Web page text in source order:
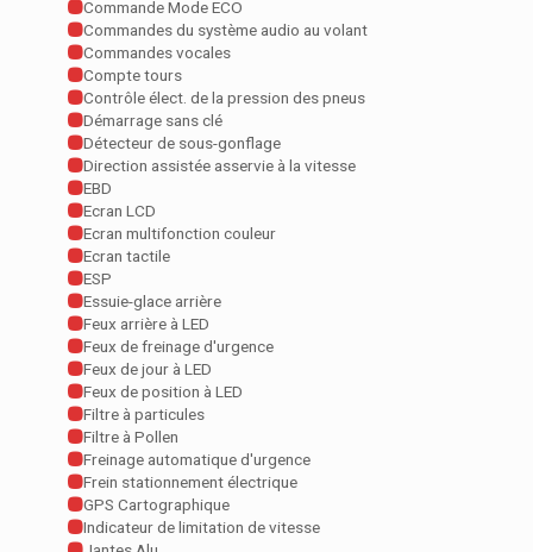
Commande Mode ECO
Commandes du système audio au volant
Commandes vocales
Compte tours
Contrôle élect. de la pression des pneus
Démarrage sans clé
Détecteur de sous-gonflage
Direction assistée asservie à la vitesse
EBD
Ecran LCD
Ecran multifonction couleur
Ecran tactile
ESP
Essuie-glace arrière
Feux arrière à LED
Feux de freinage d'urgence
Feux de jour à LED
Feux de position à LED
Filtre à particules
Filtre à Pollen
Freinage automatique d'urgence
Frein stationnement électrique
GPS Cartographique
Indicateur de limitation de vitesse